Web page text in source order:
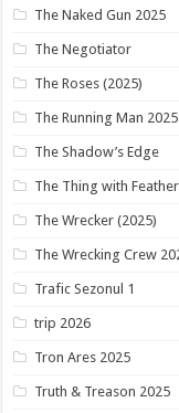
The Naked Gun 2025
The Negotiator
The Roses (2025)
The Running Man 2025
The Shadow’s Edge
The Thing with
The Wrecker (2025)
The Wrecking Crew
Trafic Sezonul 1
trip 2026
Tron Ares 2025
Truth & Treason 2025